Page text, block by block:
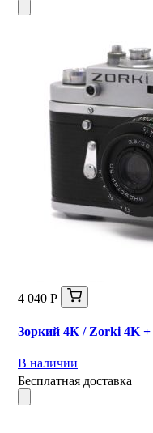
4 040 Р
Зоркий 4К / Zorki 4K
В наличии
Бесплатная доставка